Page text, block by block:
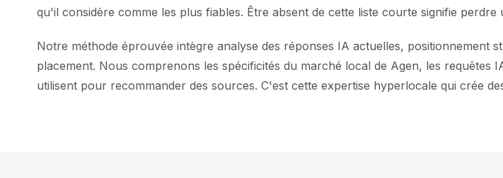
qu'il considère comme les plus fiables. Être absent de cette liste courte signifie
Notre méthode éprouvée intègre analyse des réponses IA actuelles, positionnement
placement. Nous comprenons les spécificités du marché local de Agen, les requêtes
utilisent pour recommander des sources. C'est cette expertise hyperlocale qui crée